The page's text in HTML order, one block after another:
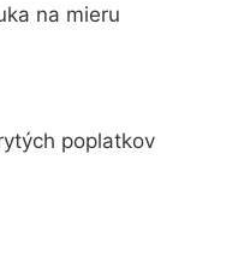
na mieru
poplatkov